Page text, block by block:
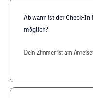
Ab wann ist der Check-
möglich?
Dein Zimmer ist am